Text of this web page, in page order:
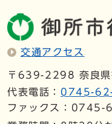
交通アクセス
〒639-2298 奈良県
代表電話： 0745-
ファックス：